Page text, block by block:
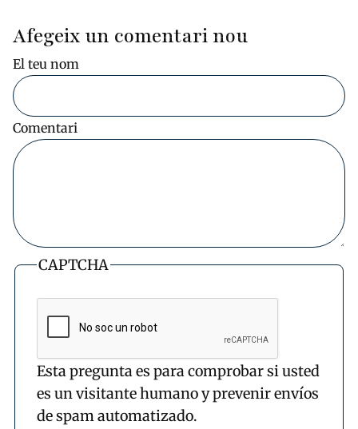
Afegeix un comentari nou
El teu nom
Comentari
CAPTCHA
Esta pregunta es para comprobar si usted
es un visitante humano y prevenir envíos
de spam automatizado.